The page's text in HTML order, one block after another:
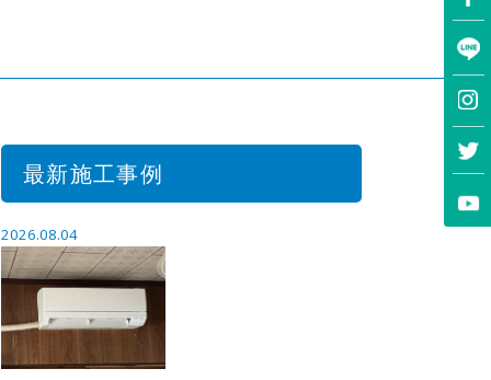
最新施工事例
2026.08.04